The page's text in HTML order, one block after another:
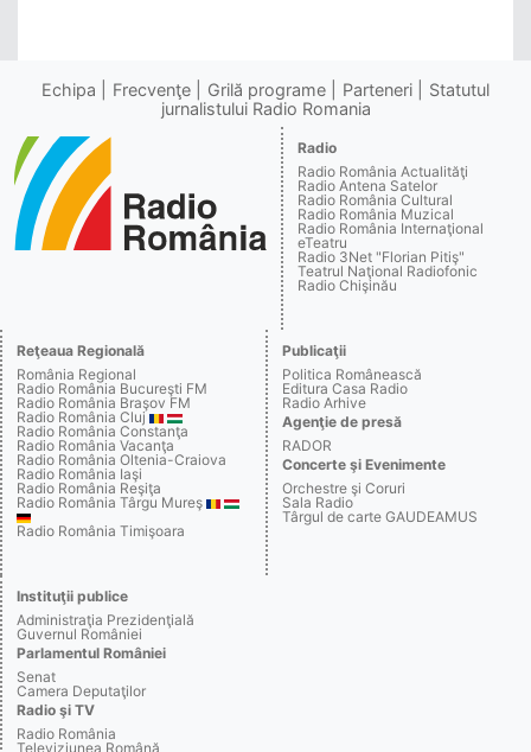
Echipa Frecvenţe Grilă programe Parteneri
Statutul
jurnalistului Radio Romania
Radio
Radio România Actualităţi
Radio Antena Satelor
Radio România Cultural
Radio România Muzical
Radio România Internaţional
eTeatru
Radio 3Net "Florian Pitiş"
Teatrul Naţional Radiofonic
Radio Chişinău
Reţeaua Regională
România Regional
Radio România Bucureşti FM
Radio România Braşov FM
Radio România Cluj
Radio România Constanţa
Radio România Vacanţa
Radio România Oltenia-Craiova
Radio România Iaşi
Radio România Reşiţa
Radio România Târgu Mureş
Radio România Timişoara
Publicaţii
Politica Românească
Editura Casa Radio
Radio Arhive
Agenţie de presă
RADOR
Concerte şi Evenimente
Orchestre şi Coruri
Sala Radio
Târgul de carte GAUDEAMUS
Instituţii publice
Administraţia Prezidenţială
Guvernul României
Parlamentul României
Senat
Camera Deputaţilor
Radio şi TV
Radio România
Televiziunea Română